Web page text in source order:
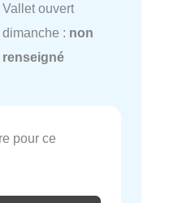
Vallet ouvert
dimanche : non
renseigné
pour ce